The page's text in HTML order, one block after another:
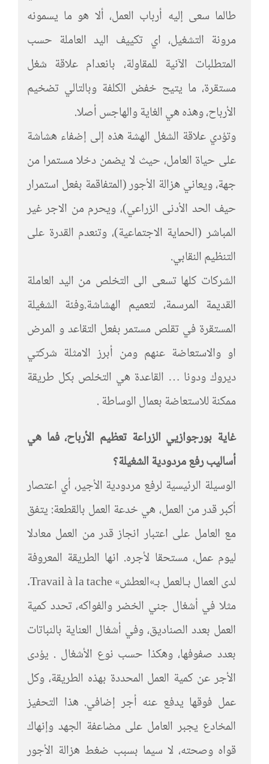
طالما سعى إليه أرباب العمل، ألا هو ما يسمونه
مرونة التشغيل، اي تكييف اليد العاملة حسب
المتطلبات الآنية للمقاولة، بانعدام علاقة شغل
مستقرة، ما يتيح خفض الكلفة وبالتالي تضخيم
الأرباح، وهذه هي الغاية والهاجس أصلا.
وتؤدي علاقة الشغل الهشة هذه إلى إضفاء هشاشة
على حياة العامل، حيث لا يضمن دخلا مستمرا من
جهة، ويعاني هزالة الأجور (المتفاقمة بفعل استمرار
حيف الحد الأدنى الزراعي)، ويحرم من الاجر غير
المباشر (الحماية الاجتماعية)، وتنعدم القدرة على
التنظيم النقابي.
الشركات كلها تسعى الى التخلص من اليد العاملة
القديمة المرسمة، لتعميم الهشاشة.وفئة الشغيلة
المستقرة في تقلص مستمر بفعل التقاعد و المرض
او والاستعاضة عنهم ومن أبرز الامثلة شركتي
ديروك ودونا … القاعدة هي التخلص بكل طريقة
ممكنة للاستعاضة بعمال الوساطة .
غاية بورجوازيي الزراعة تعظيم الأرباح، فما هي
أساليب رفع مردودية الشغيلة؟
الوسيلة الرئيسية لرفع مردودية الأجير، أي اعتصار
أكبر قدر من العمل، هي خدعة العمل بالقطعة: يتفق
مع العامل على اعتبار انجاز قدر من العمل معادلا
ليوم عمل، مستحقا لأجره. انها الطريقة المعروفة
لدى العمال بـالعمل بـ»العطش» Travail à la tache.
مثلا في أشغال جني الخضر والفواكه، تحدد كمية
العمل بعدد الصناديق، وفي أشغال العناية بالنباتات
بعدد صفوفها، وهكذا حسب نوع الأشغال . يؤدى
الأجر عن كمية العمل المحددة بهذه الطريقة، وكل
عمل فوقها يدفع عنه أجر إضافي. هذا التحفيز
المخادع يجبر العامل على مضاعفة الجهد وإنهاك
قواه وصحته، لا سيما بسبب ضغط هزالة الأجور